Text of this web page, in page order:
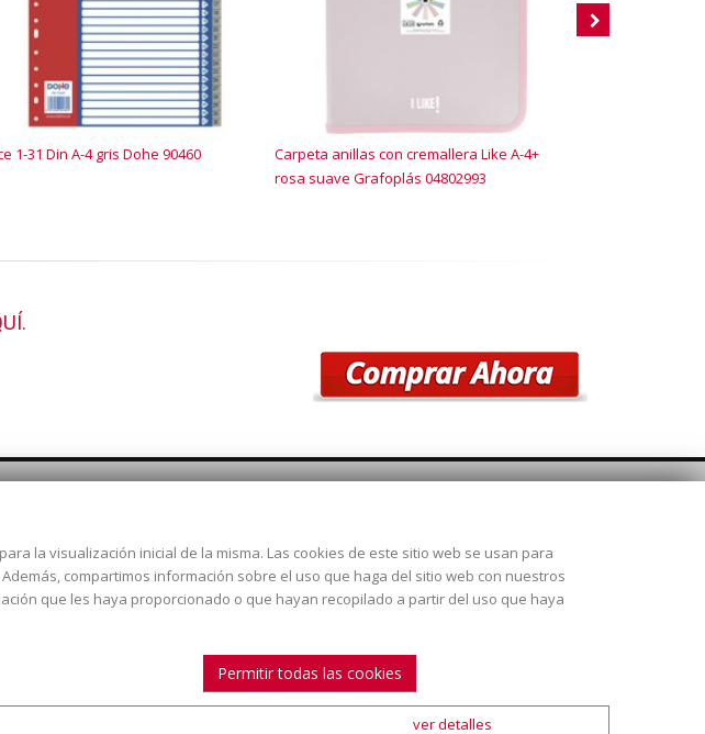
1-31 Din A-4 gris Dohe 90460
Carpeta anillas con cremallera Like A-4+
rosa suave Grafoplás 04802993
Dirección:c/ Cercedilla nº 14, 28925
Alcorcón
Condiciones de venta|Mapa Web
la visualización inicial de la misma. Las cookies de este sitio web se usan para
compartimos información sobre el uso que haga del sitio web con nuestros
que les haya proporcionado o que hayan recopilado a partir del uso que haya
Permitir todas las cookies
ver detalles